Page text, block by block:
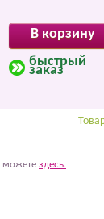
В корзину
быстрый
заказ
можете здесь.